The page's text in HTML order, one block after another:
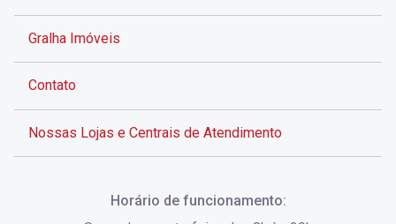
Gralha Imóveis
Contato
Nossas Lojas e Centrais de Atendimento
Horário de funcionamento: